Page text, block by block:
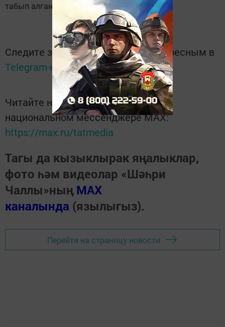
табып алганнар дип яза.
Следите за самым важным и интересным в
Telegram-каналеТатмедиа
Читайте новости Татарстана в
национальном мессенджере MАХ:
https://max.ru/tatmedia
Тагы да кызыклырак яңалыклар,
фото һәм видеолар «Шәһри
Чаллы»ның MAX
каналында (язылыгыз).
Перейти на страницу новости